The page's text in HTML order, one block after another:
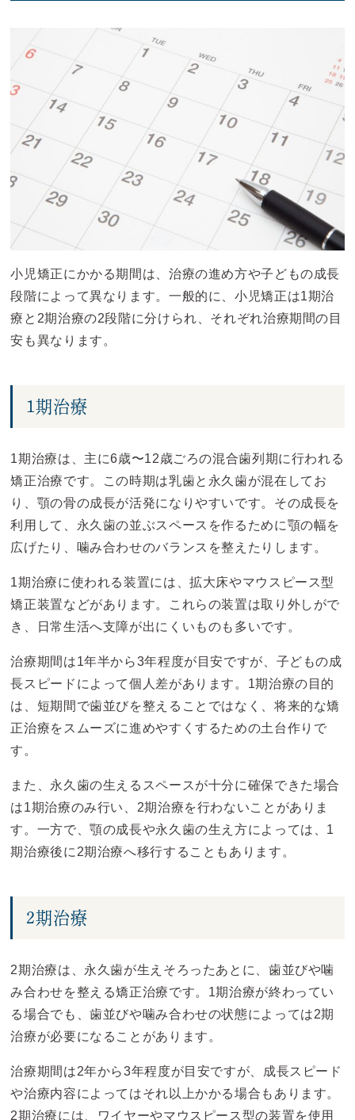
小児矯正にかかる期間は、治療の進め方や子どもの成長
段階によって異なります。一般的に、小児矯正は1期治
療と2期治療の2段階に分けられ、それぞれ治療期間の目
安も異なります。
1期治療
1期治療は、主に6歳〜12歳ごろの混合歯列期に行われる
矯正治療です。この時期は乳歯と永久歯が混在してお
り、顎の骨の成長が活発になりやすいです。その成長を
利用して、永久歯の並ぶスペースを作るために顎の幅を
広げたり、噛み合わせのバランスを整えたりします。
1期治療に使われる装置には、拡大床やマウスピース型
矯正装置などがあります。これらの装置は取り外しがで
き、日常生活へ支障が出にくいものも多いです。
治療期間は1年半から3年程度が目安ですが、子どもの成
長スピードによって個人差があります。1期治療の目的
は、短期間で歯並びを整えることではなく、将来的な矯
正治療をスムーズに進めやすくするための土台作りで
す。
また、永久歯の生えるスペースが十分に確保できた場合
は1期治療のみ行い、2期治療を行わないことがありま
す。一方で、顎の成長や永久歯の生え方によっては、1
期治療後に2期治療へ移行することもあります。
2期治療
2期治療は、永久歯が生えそろったあとに、歯並びや噛
み合わせを整える矯正治療です。1期治療が終わってい
る場合でも、歯並びや噛み合わせの状態によっては2期
治療が必要になることがあります。
治療期間は2年から3年程度が目安ですが、成長スピード
や治療内容によってはそれ以上かかる場合もあります。
2期治療には、ワイヤーやマウスピース型の装置を使用